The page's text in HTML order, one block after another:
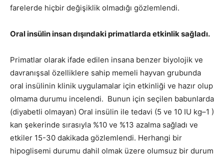
farelerde hiçbir değişiklik olmadığı gözlemlendi.
Oral insülin insan dışındaki primatlarda etkinlik sağladı.
Primatlar olarak ifade edilen insana benzer biyolojik ve
davranışsal özelliklere sahip memeli hayvan grubunda
oral insülinin klinik uygulamalar için etkinliği ve hazır olup
olmama durumu incelendi. Bunun için seçilen babunlarda
(diyabetli olmayan) Oral insülin ile tedavi (5 ve 10 IU kg–1 )
kan şekerinde sırasıyla %10 ve %13 azalma sağladı ve
etkiler 15-30 dakikada gözlemlendi. Herhangi bir
hipoglisemi durumu dahil olmak üzere olumsuz bir durum